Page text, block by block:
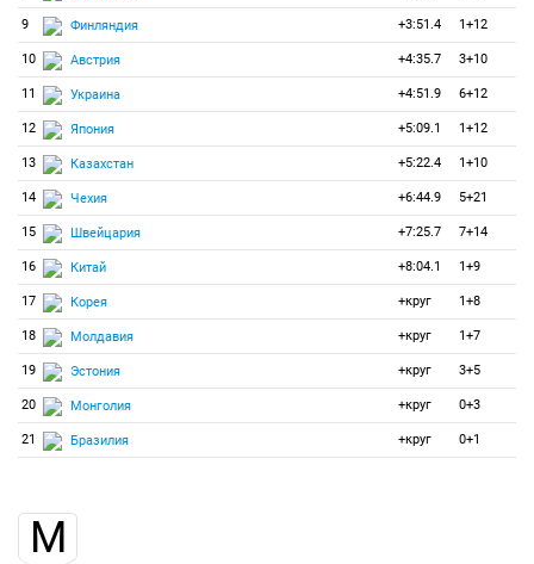
9 Финляндия +3:51.4 1+12
10 Австрия +4:35.7 3+10
11 Украина +4:51.9 6+12
12 Япония +5:09.1 1+12
13 Казахстан +5:22.4 1+10
14 Чехия +6:44.9 5+21
15 Швейцария +7:25.7 7+14
16 Китай +8:04.1 1+9
17 Корея +круг 1+8
18 Молдавия +круг 1+7
19 Эстония +круг 3+5
20 Монголия +круг 0+3
21 Бразилия +круг 0+1
М